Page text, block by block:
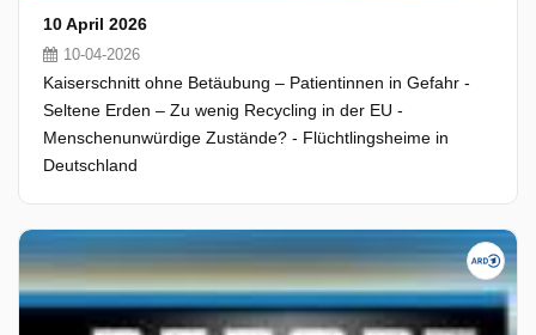
10 April 2026
10-04-2026
Kaiserschnitt ohne Betäubung – Patientinnen in Gefahr -
Seltene Erden – Zu wenig Recycling in der EU -
Menschenunwürdige Zustände? - Flüchtlingsheime in
Deutschland